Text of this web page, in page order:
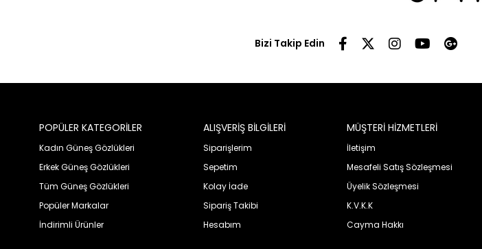
Bizi Takip Edin
POPÜLER KATEGORİLER
Kadın Güneş Gözlükleri
Erkek Güneş Gözlükleri
Tüm Güneş Gözlükleri
Popüler Markalar
İndirimli Ürünler
ALIŞVERİŞ BİLGİLERİ
Siparişlerim
Sepetim
Kolay İade
Sipariş Takibi
Hesabım
MÜŞTERİ HİZMETLERİ
İletişim
Mesafeli Satış Sözleşmesi
Üyelik Sözleşmesi
K.V.K.K
Cayma Hakkı